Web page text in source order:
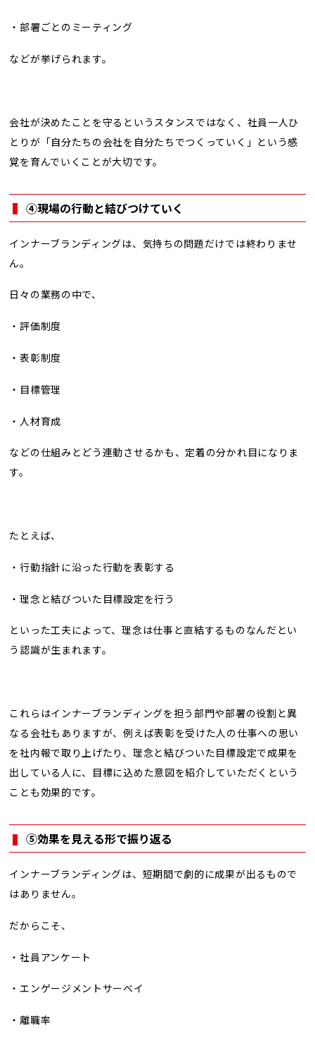
・部署ごとのミーティング
などが挙げられます。
会社が決めたことを守るというスタンスではなく、社員一人ひ
とりが「自分たちの会社を自分たちでつくっていく」という感
覚を育んでいくことが大切です。
④現場の行動と結びつけていく
インナーブランディングは、気持ちの問題だけでは終わりませ
ん。
日々の業務の中で、
・評価制度
・表彰制度
・目標管理
・人材育成
などの仕組みとどう連動させるかも、定着の分かれ目になりま
す。
たとえば、
・行動指針に沿った行動を表彰する
・理念と結びついた目標設定を行う
といった工夫によって、理念は仕事と直結するものなんだとい
う認識が生まれます。
これらはインナーブランディングを担う部門や部署の役割と異
なる会社もありますが、例えば表彰を受けた人の仕事への思い
を社内報で取り上げたり、理念と結びついた目標設定で成果を
出している人に、目標に込めた意図を紹介していただくという
ことも効果的です。
⑤効果を見える形で振り返る
インナーブランディングは、短期間で劇的に成果が出るもので
はありません。
だからこそ、
・社員アンケート
・エンゲージメントサーベイ
・離職率